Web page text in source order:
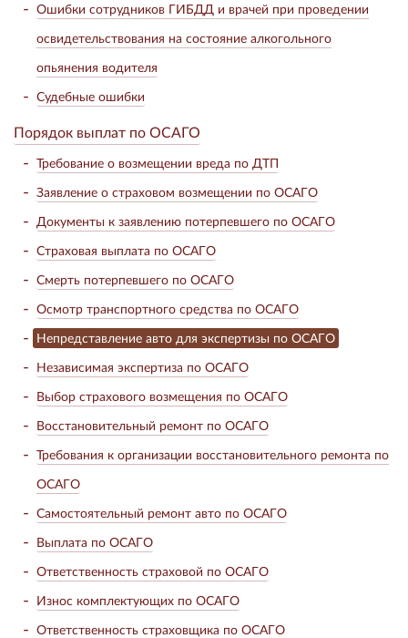
Ошибки сотрудников ГИБДД и врачей при проведении
освидетельствования на состояние алкогольного
опьянения водителя
Судебные ошибки
Порядок выплат по ОСАГО
Требование о возмещении вреда по ДТП
Заявление о страховом возмещении по ОСАГО
Документы к заявлению потерпевшего по ОСАГО
Страховая выплата по ОСАГО
Смерть потерпевшего по ОСАГО
Осмотр транспортного средства по ОСАГО
Непредставление авто для экспертизы по ОСАГО
Независимая экспертиза по ОСАГО
Выбор страхового возмещения по ОСАГО
Восстановительный ремонт по ОСАГО
Требования к организации восстановительного ремонта по
ОСАГО
Самостоятельный ремонт авто по ОСАГО
Выплата по ОСАГО
Ответственность страховой по ОСАГО
Износ комплектующих по ОСАГО
Ответственность страховщика по ОСАГО